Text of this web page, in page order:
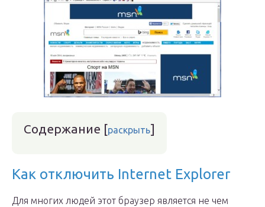
Содержание [раскрыть]
Как отключить Internet Explorer
Для многих людей этот браузер является не чем